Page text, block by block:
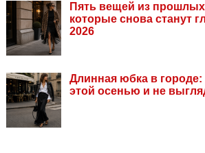
Пять вещей из
которые снова станут
2026
Длинная юбка в городе:
этой осенью и не